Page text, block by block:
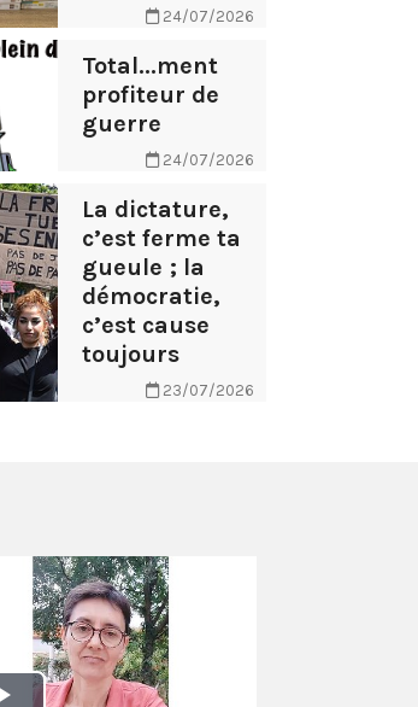
24/07/2026
Total...ment
profiteur de
guerre
24/07/2026
La dictature,
c’est ferme ta
gueule ; la
démocratie,
c’est cause
toujours
23/07/2026